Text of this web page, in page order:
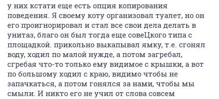
у них кстати еще есть опция копирования
поведения. Я своему коту организовал туалет, но он
его проигнорировал и стал все свои дела делать в
унитаз, благо он был тогда еще совеЦкого типа с
площадкой. прикольно выкапывал ямку, т.е. сгонял
воду, ходил по малой нужде, а потом загребал,
сгребая что-то только ему видимое с крышки, а вот
по большому ходил с краю, видимо чтобы не
запачкаться, а потом гонялся за нами, чтобы мы
смыли. И никто его не учил от слова совсем